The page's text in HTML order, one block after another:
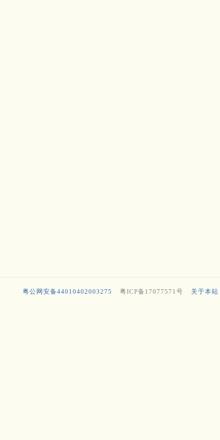
粤公网安备44010402003275 粤ICP备17077571号 关于本站